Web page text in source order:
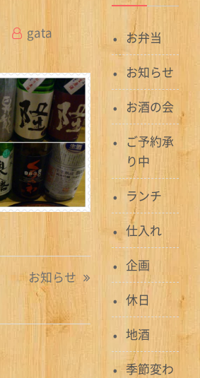
gata
お知らせ
お弁当
お知らせ
お酒の会
ご予約承
り中
ランチ
仕入れ
企画
休日
地酒
季節変わ